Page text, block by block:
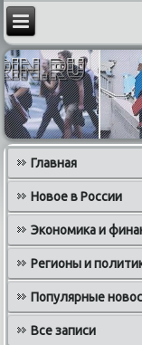
Главная
Новое в России
Экономика и
Регионы и
Популярные
Все записи